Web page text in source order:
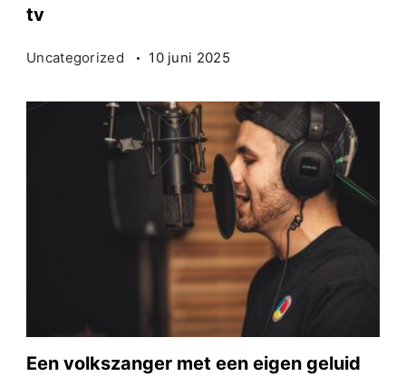
tv
Uncategorized 10 juni 2025
Een volkszanger met een eigen geluid